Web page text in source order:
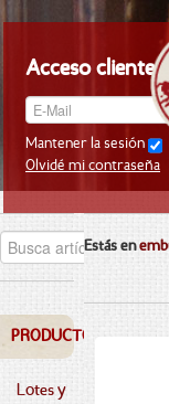
Acceso clientes
Mantener la sesión
Olvidé mi contraseña
PRODUCTOS
Lotes y
Estás en